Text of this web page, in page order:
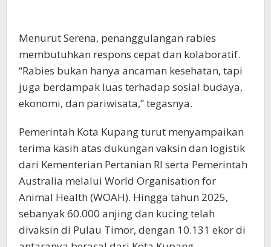
Menurut Serena, penanggulangan rabies
membutuhkan respons cepat dan kolaboratif.
“Rabies bukan hanya ancaman kesehatan, tapi
juga berdampak luas terhadap sosial budaya,
ekonomi, dan pariwisata,” tegasnya.
Pemerintah Kota Kupang turut menyampaikan
terima kasih atas dukungan vaksin dan logistik
dari Kementerian Pertanian RI serta Pemerintah
Australia melalui World Organisation for
Animal Health (WOAH). Hingga tahun 2025,
sebanyak 60.000 anjing dan kucing telah
divaksin di Pulau Timor, dengan 10.131 ekor di